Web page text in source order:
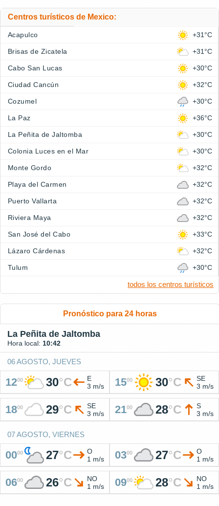
Centros turísticos de Mexico:
Acapulco +31°C
Brisas de Zicatela +31°C
Cabo San Lucas +30°C
Ciudad Cancún +32°C
Cozumel +30°C
La Paz +36°C
La Peñita de Jaltomba +30°C
Colonia Luces en el Mar +30°C
Monte Gordo +32°C
Playa del Carmen +32°C
Puerto Vallarta +32°C
Riviera Maya +32°C
San José del Cabo +33°C
Lázaro Cárdenas +32°C
Tulum +30°C
todos los centros turísticos
Pronóstico para 24 horas
La Peñita de Jaltomba
Hora local: 10:42
06 AGOSTO, JUEVES
1200 30°C
E
3 m/s
1500 30°C
SE
3 m/s
1800 29°C
SE
3 m/s
2100 28°C
S
3 m/s
07 AGOSTO, VIERNES
0000 27°C
O
1 m/s
0300 27°C
O
1 m/s
0600 26°C
NO
1 m/s
0900 28°C
NO
1 m/s